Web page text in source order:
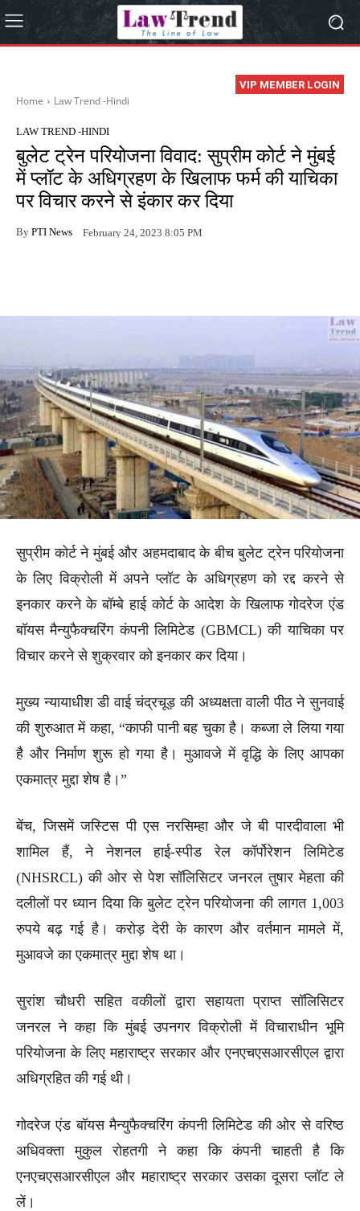
VIP MEMBER LOGIN
Home Law Trend -Hindi
LAW TREND -HINDI
बुलेट ट्रेन परियोजना विवाद: सुप्रीम कोर्ट ने मुंबई
में प्लॉट के अधिग्रहण के खिलाफ फर्म की याचिका
पर विचार करने से इंकार कर दिया
By PTI News February 24, 2023 8:05 PM
सुप्रीम कोर्ट ने मुंबई और अहमदाबाद के बीच बुलेट ट्रेन परियोजना
के लिए विक्रोली में अपने प्लॉट के अधिग्रहण को रद्द करने से
इनकार करने के बॉम्बे हाई कोर्ट के आदेश के खिलाफ गोदरेज एंड
बॉयस मैन्युफैक्चरिंग कंपनी लिमिटेड (GBMCL) की याचिका पर
विचार करने से शुक्रवार को इनकार कर दिया।
मुख्य न्यायाधीश डी वाई चंद्रचूड़ की अध्यक्षता वाली पीठ ने सुनवाई
की शुरुआत में कहा, “काफी पानी बह चुका है। कब्जा ले लिया गया
है और निर्माण शुरू हो गया है। मुआवजे में वृद्धि के लिए आपका
एकमात्र मुद्दा शेष है।”
बेंच, जिसमें जस्टिस पी एस नरसिम्हा और जे बी पारदीवाला भी
शामिल हैं, ने नेशनल हाई-स्पीड रेल कॉर्पोरेशन लिमिटेड
(NHSRCL) की ओर से पेश सॉलिसिटर जनरल तुषार मेहता की
दलीलों पर ध्यान दिया कि बुलेट ट्रेन परियोजना की लागत 1,003
रुपये बढ़ गई है। करोड़ देरी के कारण और वर्तमान मामले में,
मुआवजे का एकमात्र मुद्दा शेष था।
सुरांश चौधरी सहित वकीलों द्वारा सहायता प्राप्त सॉलिसिटर
जनरल ने कहा कि मुंबई उपनगर विक्रोली में विचाराधीन भूमि
परियोजना के लिए महाराष्ट्र सरकार और एनएचएसआरसीएल द्वारा
अधिग्रहित की गई थी।
गोदरेज एंड बॉयस मैन्युफैक्चरिंग कंपनी लिमिटेड की ओर से वरिष्ठ
अधिवक्ता मुकुल रोहतगी ने कहा कि कंपनी चाहती है कि
एनएचएसआरसीएल और महाराष्ट्र सरकार उसका दूसरा प्लॉट ले
लें।